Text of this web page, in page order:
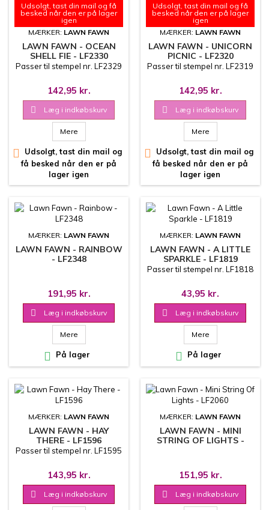
Udsolgt, tast din mail og få
besked når den er på lager
igen
MÆRKER: LAWN FAWN
LAWN FAWN - OCEAN
SHELL FIE - LF2330
Passer til stempel nr. LF2329
142,95 kr.
 Læg i indkøbskurv
Mere

Udsolgt, tast din mail og
få besked når den er på
lager igen
Udsolgt, tast din mail og få
besked når den er på lager
igen
MÆRKER: LAWN FAWN
LAWN FAWN - UNICORN
PICNIC - LF2320
Passer til stempel nr. LF2319
142,95 kr.
 Læg i indkøbskurv
Mere

Udsolgt, tast din mail og
få besked når den er på
lager igen
MÆRKER: LAWN FAWN
LAWN FAWN - RAINBOW
- LF2348
191,95 kr.
 Læg i indkøbskurv
Mere
 På lager
MÆRKER: LAWN FAWN
LAWN FAWN - A LITTLE
SPARKLE - LF1819
Passer til stempel nr. LF1818
43,95 kr.
 Læg i indkøbskurv
Mere
 På lager
MÆRKER: LAWN FAWN
LAWN FAWN - HAY
THERE - LF1596
Passer til stempel nr. LF1595
143,95 kr.
 Læg i indkøbskurv
MÆRKER: LAWN FAWN
LAWN FAWN - MINI
STRING OF LIGHTS -
151,95 kr.
 Læg i indkøbskurv